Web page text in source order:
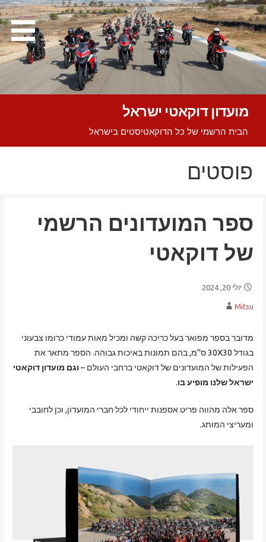
Skip
to
content
מועדון דוקאטי ישראל
הבית הרשמי של כל הדוקאטיסטים בישראל
פוסטים
ספר המועדונים הרשמי
של דוקאטי
יולי 20, 2024
Mitsu
מדובר בספר מפואר בעל כריכה קשה ומכיל מאות עמודי כרומו צבעוני
בגודל 30X30 ס"מ, בהם תמונות באיכות גבוהה. הספר מתאר את
הפעילות של המועדונים של דוקאטי ברחבי העולם – וגם מועדון דוקאטי
ישראל שלנו מופיע בו.
ספר אלה מהווה פריט אספנות ייחודי לכל חברי המועדון, וכן לחובבי
ומעריצי המותג.